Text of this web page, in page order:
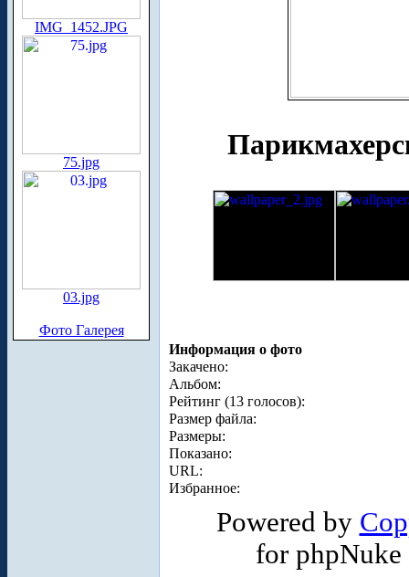
IMG_1452.JPG
75.jpg
03.jpg
Фото Галерея
Информация о фото
Закачено:
Альбом:
Рейтинг (13 голосов):
Размер файла:
Размеры:
Показано:
URL:
Избранное:
Powered by
for